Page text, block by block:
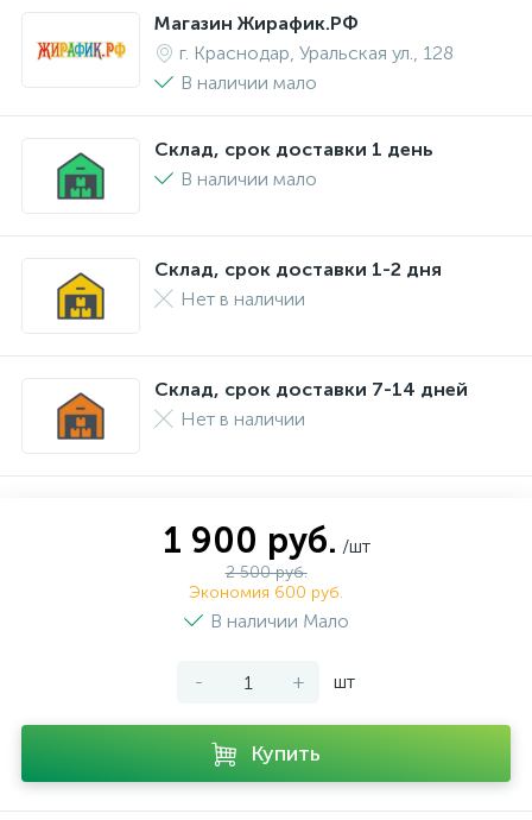
Магазин Жирафик.РФ
г. Краснодар, Уральская ул., 128
В наличии мало
Склад, срок доставки 1 день
В наличии мало
Склад, срок доставки 1-2 дня
Нет в наличии
Склад, срок доставки 7-14 дней
Нет в наличии
1 900 руб. /шт
2 500 руб.
Экономия 600 руб.
В наличии Мало
- + шт
Купить